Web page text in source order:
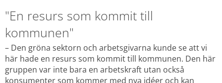
"En resurs som kommit till
kommunen"
– Den gröna sektorn och arbetsgivarna kunde se att vi
här hade en resurs som kommit till kommunen. Den här
gruppen var inte bara en arbetskraft utan också
konsumenter som kommer med nya idéer och kan